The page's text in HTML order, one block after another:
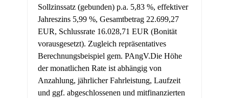
Sollzinssatz (gebunden) p.a. 5,83 %, effektiver
Jahreszins 5,99 %, Gesamtbetrag 22.699,27
EUR, Schlussrate 16.028,71 EUR (Bonität
vorausgesetzt). Zugleich repräsentatives
Berechnungsbeispiel gem. PAngV.Die Höhe
der monatlichen Rate ist abhängig von
Anzahlung, jährlicher Fahrleistung, Laufzeit
und ggf. abgeschlossenen und mitfinanzierten